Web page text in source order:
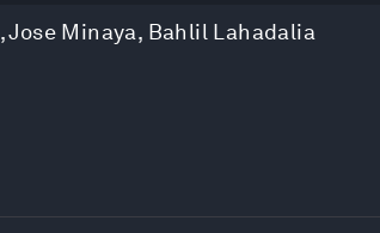
,Jose Minaya, Bahlil Lahadalia